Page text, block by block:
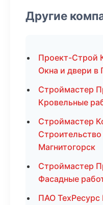
Другие
Проект-Строй
Окна и двери в
Строймастер
Кровельные
Строймастер
Магнитогорск
Строймастер
Фасадные
ПАО